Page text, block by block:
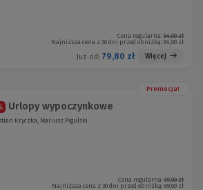
Cena regularna: 84,00 zł
Najniższa cena z 30 dni przed obniżką: 84,00 zł
Już od: 79,80 zł Więcej
Promocja!
Urlopy wypoczynkowe
Kryczka, Mariusz Pigulski
Cena regularna: 69,00 zł
Najniższa cena z 30 dni przed obniżką: 69,00 zł